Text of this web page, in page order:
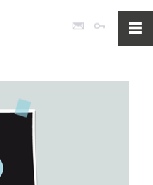
Poczta